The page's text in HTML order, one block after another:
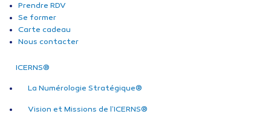
Prendre RDV
Se former
Carte cadeau
Nous contacter
ICERNS®
La Numérologie Stratégique®
Vision et Missions de l’ICERNS®